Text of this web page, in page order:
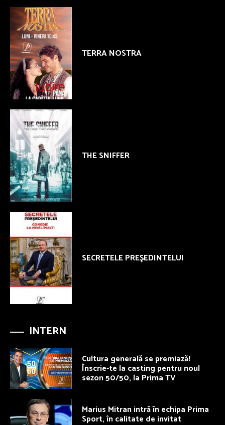
TERRA NOSTRA
THE SNIFFER
SECRETELE PREŞEDINTELUI
INTERN
Cultura generală se premiază!
Înscrie-te la casting pentru noul
sezon 50/50, la Prima TV
Marius Mitran intră în echipa Prima
Sport, în calitate de invitat